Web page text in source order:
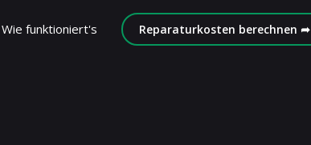
Wie funktioniert's Reparaturkosten berechnen ➦